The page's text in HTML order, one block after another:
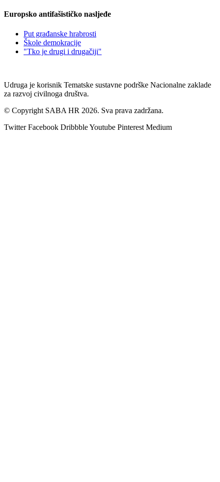
Europsko antifašističko nasljeđe
Put građanske hrabrosti
Škole demokracije
"Tko je drugi i drugačiji"
Udruga je korisnik Tematske sustavne podrške Nacionalne zaklade
za razvoj civilnoga društva.
© Copyright SABA HR 2026. Sva prava zadržana.
Twitter Facebook DribbbleYoutube Pinterest Medium